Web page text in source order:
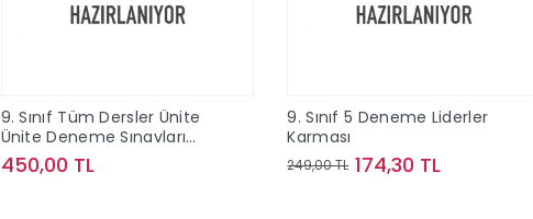
9. Sınıf Tüm Dersler Ünite
Ünite Deneme Sınavları
Çözümlü Editör Yayınları
450,00 TL
9. Sınıf 5 Deneme Liderler
Karması
249,00 TL 174,30 TL